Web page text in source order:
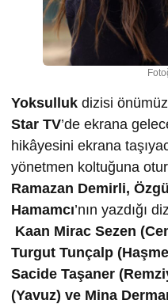
Yoksulluk dizisi
Star TV’de ekrana
hikâyesini ekrana
yönetmen koltuğuna
Ramazan Demirli,
Hamamcı’nın yazdığı
Kaan Mirac Sezen
Turgut Tunçalp
Sacide Taşaner
(Yavuz) ve Mina